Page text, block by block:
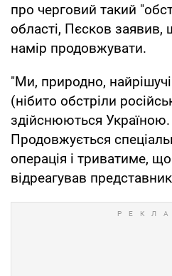
про черговий такий
області, Пєсков
намір продовжувати.
"Ми, природно,
(нібито обстріли
здійснюються
Продовжується
операція і триватиме,
відреагував